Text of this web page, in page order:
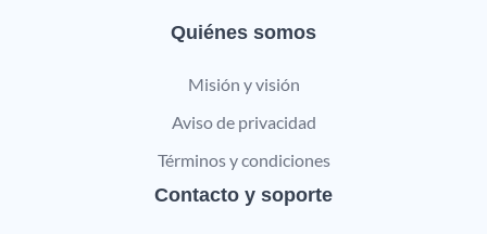
Quiénes somos
Misión y visión
Aviso de privacidad
Términos y condiciones
Contacto y soporte